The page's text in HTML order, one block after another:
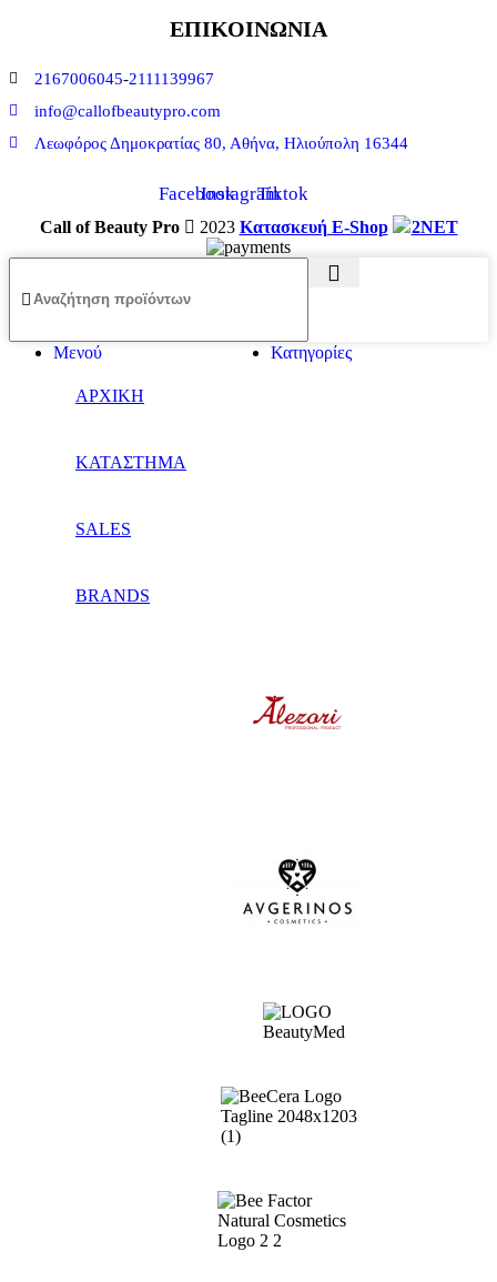
ΕΠΙΚΟΙΝΩΝΙΑ
2167006045-2111139967
info@callofbeautypro.com
Λεωφόρος Δημοκρατίας 80, Αθήνα, Ηλιούπολη 16344
FacebookInstagramTiktok
Call of Beauty Pro 2023 Κατασκευή E-Shop 2NET
Μενού Κατηγορίες
ΑΡΧΙΚΗ
ΚΑΤΑΣΤΗΜΑ
SALES
BRANDS